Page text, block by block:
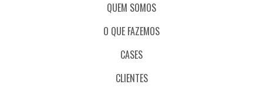
QUEM SOMOS
O QUE FAZEMOS
CASES
CLIENTES